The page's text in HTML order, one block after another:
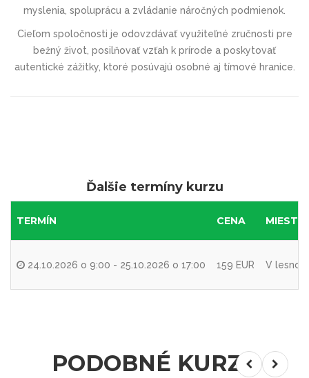
myslenia, spoluprácu a zvládanie náročných podmienok.
Cieľom spoločnosti je odovzdávať využiteľné zručnosti pre
bežný život, posilňovať vzťah k prírode a poskytovať
autentické zážitky, ktoré posúvajú osobné aj tímové hranice.
Ďalšie termíny kurzu
TERMÍN CENA
24.10.2026 o 9:00 - 25.10.2026 o 17:00 159 EUR V
PODOBNÉ KURZY